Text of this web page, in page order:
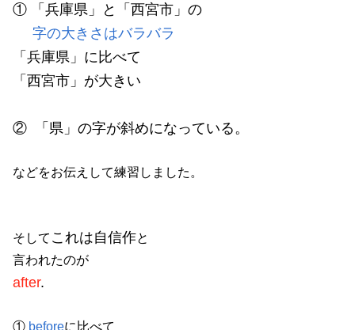
① 「兵庫県」と「西宮市」の
字の大きさはバラバラ
「兵庫県」に比べて
「西宮市」が大きい
② 「県」の字が斜めになっている。
などをお伝えして練習しました。
そして これは自信作と
言われたのが
after.
① beforeに比べて